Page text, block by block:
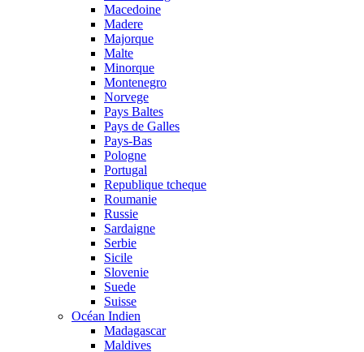
Macedoine
Madere
Majorque
Malte
Minorque
Montenegro
Norvege
Pays Baltes
Pays de Galles
Pays-Bas
Pologne
Portugal
Republique tcheque
Roumanie
Russie
Sardaigne
Serbie
Sicile
Slovenie
Suede
Suisse
Océan Indien
Madagascar
Maldives